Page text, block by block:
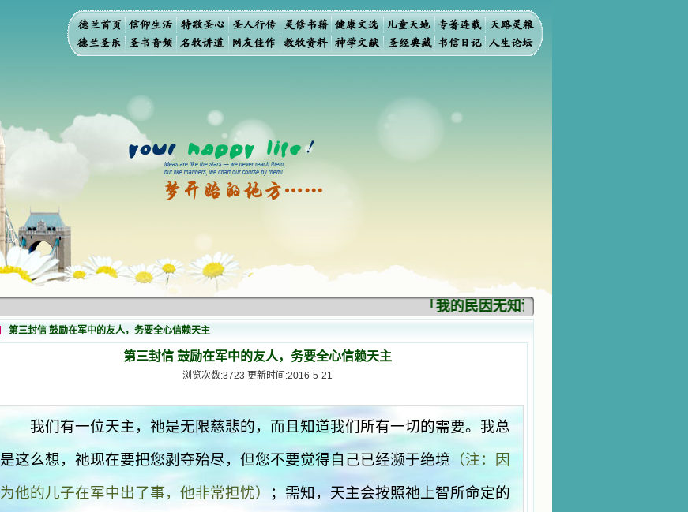
「我的民因无知识而灭亡。你弃掉知识，
第三封信 鼓励在军中的友人，务要全心信赖天主
第三封信 鼓励在军中的友人，务要全心信赖天主
浏览次数:3723 更新时间:2016-5-21
我们有一位天主，祂是无限慈悲的，而且知道我们所有一切的需要。我总
是这么想，祂现在要把您剥夺殆尽，但您不要觉得自己已经濒于绝境 （注：因
为他的儿子在军中出了事，他非常担忧）
；需知，天主会按照祂上智所命定的